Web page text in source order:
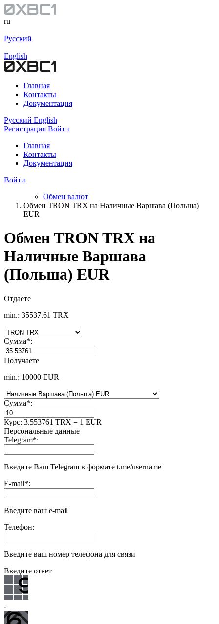
ru
Русский
English
Главная
Контакты
Документация
Русский English
Регистрация Войти
Главная
Контакты
Документация
Войти
Обмен валют
Обмен TRON TRX на Наличные Варшава (Польша)
EUR
Обмен TRON TRX на
Наличные Варшава
(Польша) EUR
Отдаете
min.: 35537.61 TRX
Сумма*:
Получаете
min.: 10000 EUR
Сумма*:
Курс: 3.553761 TRX = 1 EUR
Персональные данные
Telegram*:
Введите Ваш Telegram в формате t.me/username
E-mail*:
Введите ваш e-mail
Телефон:
Введите ваш номер телефона для связи
Введите ответ
-